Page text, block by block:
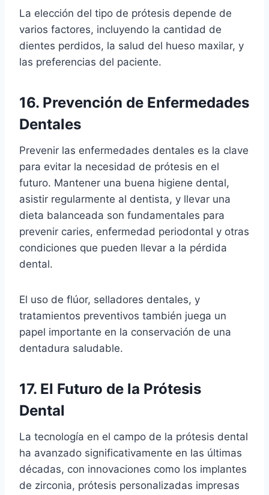
La elección del tipo de prótesis depende de
varios factores, incluyendo la cantidad de
dientes perdidos, la salud del hueso maxilar, y
las preferencias del paciente.
16. Prevención de Enfermedades
Dentales
Prevenir las enfermedades dentales es la clave
para evitar la necesidad de prótesis en el
futuro. Mantener una buena higiene dental,
asistir regularmente al dentista, y llevar una
dieta balanceada son fundamentales para
prevenir caries, enfermedad periodontal y otras
condiciones que pueden llevar a la pérdida
dental.
El uso de flúor, selladores dentales, y
tratamientos preventivos también juega un
papel importante en la conservación de una
dentadura saludable.
17. El Futuro de la Prótesis
Dental
La tecnología en el campo de la prótesis dental
ha avanzado significativamente en las últimas
décadas, con innovaciones como los implantes
de zirconia, prótesis personalizadas impresas